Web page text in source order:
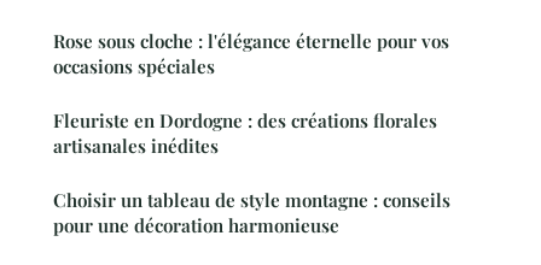
Rose sous cloche : l'élégance éternelle pour vos
occasions spéciales
Fleuriste en Dordogne : des créations florales
artisanales inédites
Choisir un tableau de style montagne : conseils
pour une décoration harmonieuse